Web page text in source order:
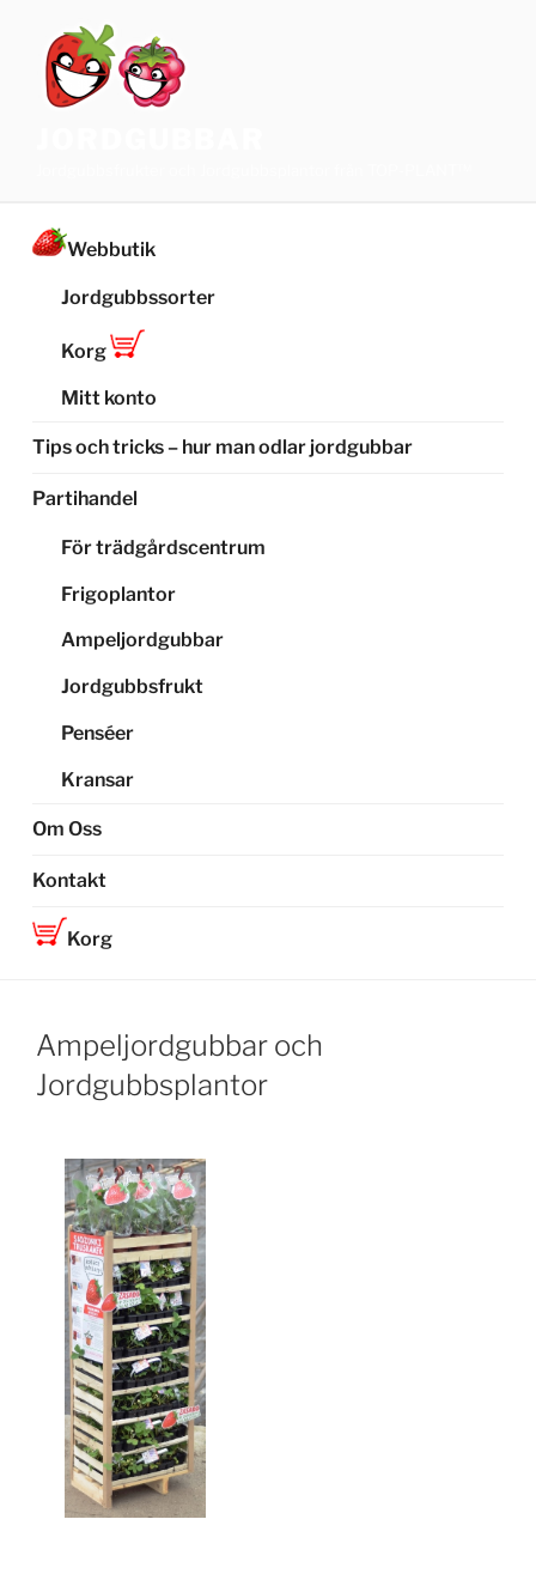
innehåll
Webbutik
Jordgubbssorter
Korg
Mitt konto
Tips och tricks – hur man odlar jordgubbar
Partihandel
För trädgårdscentrum
Frigoplantor
Ampeljordgubbar
Jordgubbsfrukt
Penséer
Kransar
Om Oss
Kontakt
Korg
Ampeljordgubbar och
Jordgubbsplantor